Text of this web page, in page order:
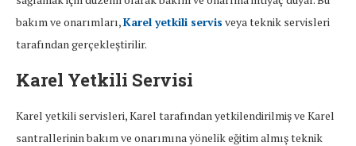
bakım ve onarımları,Karel yetkili servis veya teknik servisleri
tarafından gerçekleştirilir.
Karel Yetkili Servisi
Karel yetkili servisleri, Karel tarafından yetkilendirilmiş ve Karel
santrallerinin bakım ve onarımına yönelik eğitim almış teknik